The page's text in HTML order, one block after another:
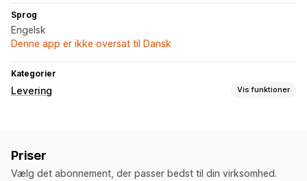
Sprog
Engelsk
Denne app er ikke oversat til Dansk
Kategorier
Levering Vis funktioner
Stregkodescanning
Leveringsdato Ordresynkronisering Flere sprog
Priser
Vælg det abonnement, der passer bedst til din virksomhed.